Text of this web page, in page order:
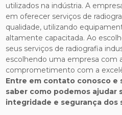
utilizados na indústria. A
em oferecer serviços de
qualidade, utilizando
altamente capacitada. Ao
seus serviços de radiografia
escolhendo uma empresa com
comprometimento com a
Entre em contato conosco e
saber como podemos ajudar
integridade e segurança dos